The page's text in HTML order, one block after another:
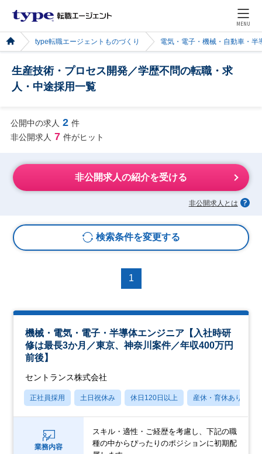
MENU
type転職エージェントものづくり 電気・電子・機械・自動車・半
生産技術・プロセス開発／学歴不問の転職・求
人・中途採用一覧
公開中の求人 2 件
非公開求人 7 件がヒット
非公開求人の紹介を受ける
非公開求人とは
検索条件を変更する
1
機械・電気・電子・半導体エンジニア【入社時研
修は最長3か月／東京、神奈川案件／年収400万円
前後】
セントランス株式会社
正社員採用 土日祝休み 休日120日以上 産休・育休あり
業務内容
スキル・適性・ご経歴を考慮し、下記の職
種の中からぴったりのポジションに初期配